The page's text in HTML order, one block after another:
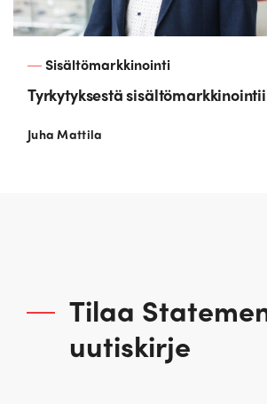
Sisältömarkkinointi
Tyrkytyksestä
Juha Mattila
Tilaa
uutiskirje